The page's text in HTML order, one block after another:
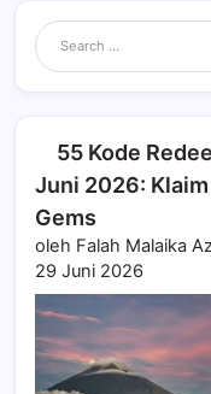
55 Kode
Juni 2026: Klaim
Gems
oleh Falah Malaika
29 Juni 2026